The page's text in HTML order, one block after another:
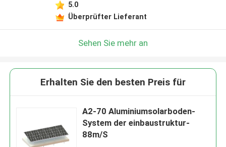
5.0
Überprüfter Lieferant
Sehen Sie mehr an
Erhalten Sie den besten Preis für
A2-70 Aluminiumsolarboden-
System der einbaustruktur-
88m/S